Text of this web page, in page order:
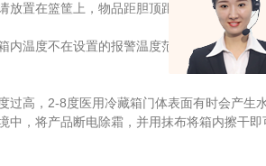
置在篮筐上，物品距胆顶距离不小于150mm
温度不在设置的报警温度范围内会自动报警
高，2-8度医用冷藏箱门体表面有时会产生
，将产品断电除霜，并用抹布将箱内擦干即